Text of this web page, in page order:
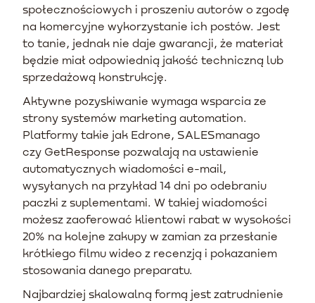
społecznościowych i proszeniu autorów o zgodę
na komercyjne wykorzystanie ich postów. Jest
to tanie, jednak nie daje gwarancji, że materiał
będzie miał odpowiednią jakość techniczną lub
sprzedażową konstrukcję.
Aktywne pozyskiwanie wymaga wsparcia ze
strony systemów marketing automation.
Platformy takie jak Edrone, SALESmanago
czy GetResponse pozwalają na ustawienie
automatycznych wiadomości e-mail,
wysyłanych na przykład 14 dni po odebraniu
paczki z suplementami. W takiej wiadomości
możesz zaoferować klientowi rabat w wysokości
20% na kolejne zakupy w zamian za przesłanie
krótkiego filmu wideo z recenzją i pokazaniem
stosowania danego preparatu.
Najbardziej skalowalną formą jest zatrudnienie